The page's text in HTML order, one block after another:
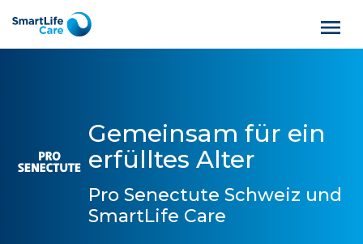
Gemeinsam für ein
erfülltes Alter
Pro Senectute Schweiz und
SmartLife Care